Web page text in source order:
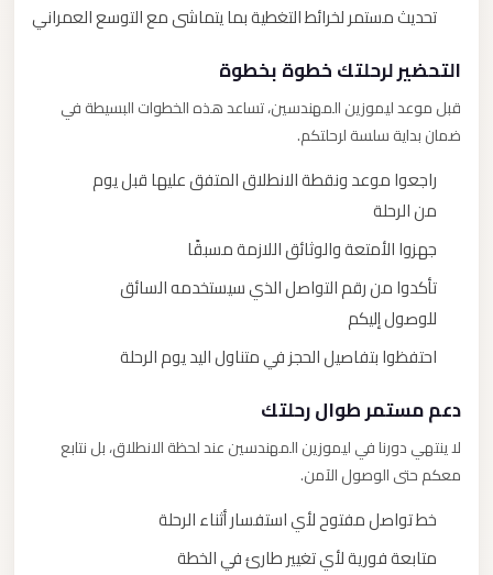
تحديث مستمر لخرائط التغطية بما يتماشى مع التوسع العمراني
التحضير لرحلتك خطوة بخطوة
قبل موعد ليموزين المهندسين، تساعد هذه الخطوات البسيطة في
ضمان بداية سلسة لرحلتكم.
راجعوا موعد ونقطة الانطلاق المتفق عليها قبل يوم
من الرحلة
جهزوا الأمتعة والوثائق اللازمة مسبقًا
تأكدوا من رقم التواصل الذي سيستخدمه السائق
للوصول إليكم
احتفظوا بتفاصيل الحجز في متناول اليد يوم الرحلة
دعم مستمر طوال رحلتك
لا ينتهي دورنا في ليموزين المهندسين عند لحظة الانطلاق، بل نتابع
معكم حتى الوصول الآمن.
خط تواصل مفتوح لأي استفسار أثناء الرحلة
متابعة فورية لأي تغيير طارئ في الخطة